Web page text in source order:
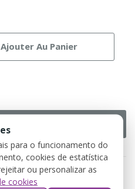
Ajouter Au Panier
Now
para o funcionamento do
cookies de estatística
ou personalizar as
cookies